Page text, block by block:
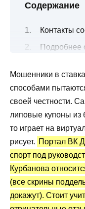
Содержание
Контакты
Подробнее
Все о
матчах
Курбанова:
Мошенники в
способами
своей честности.
липовые купоны из
то играет на
рисует. Портал ВК
спорт под
Курбанова
(все скрины
докажут). Стоит